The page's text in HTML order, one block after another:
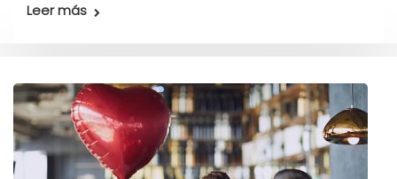
Leer más